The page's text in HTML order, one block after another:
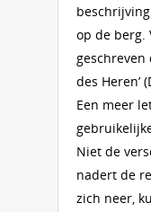
beschrijving
op de berg.
geschreven
des Heren’
Een meer
Niet de
nadert de
zich neer,